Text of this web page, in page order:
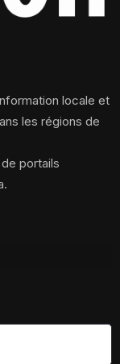
locale et
les régions de
portails